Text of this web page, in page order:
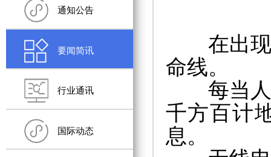
通知公告
要闻简讯
行业通讯
国际动态
在出现
命线。
每当人
千方百计
息。